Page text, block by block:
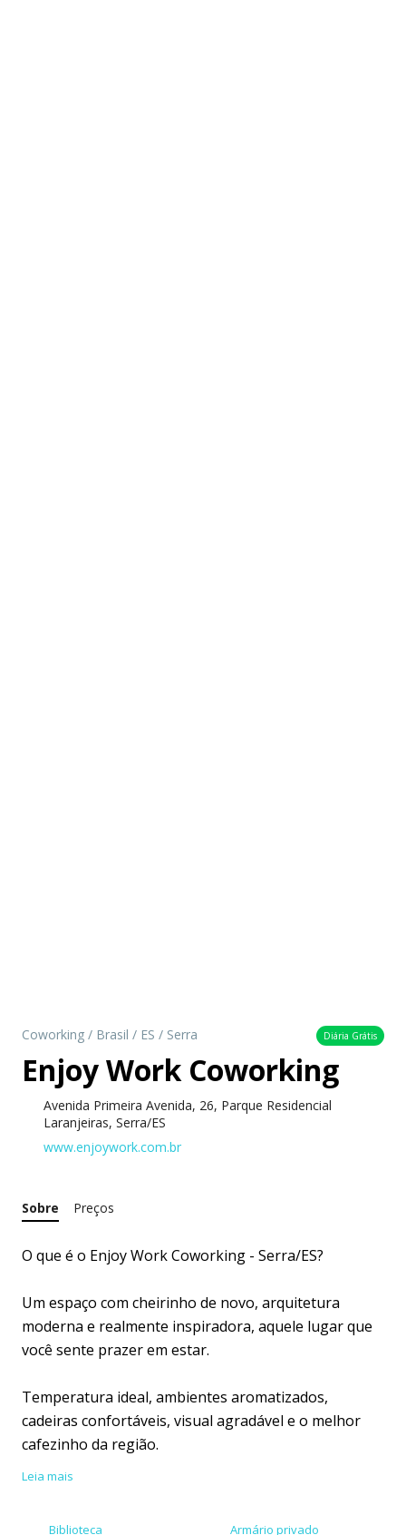
Coworking / Brasil / ES / Serra Diária Grátis
Enjoy Work Coworking
Avenida Primeira Avenida, 26, Parque Residencial
Laranjeiras, Serra/ES
www.enjoywork.com.br
Sobre Preços
O que é o Enjoy Work Coworking - Serra/ES?
Um espaço com cheirinho de novo, arquitetura
moderna e realmente inspiradora, aquele lugar que
você sente prazer em estar.
Temperatura ideal, ambientes aromatizados,
cadeiras confortáveis, visual agradável e o melhor
cafezinho da região.
Leia mais
Biblioteca Armário privado